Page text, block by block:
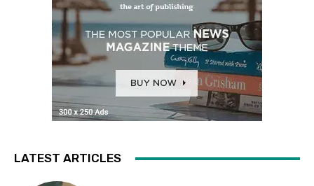
LATEST ARTICLES